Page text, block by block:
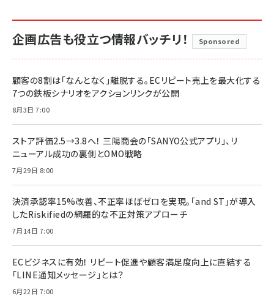
企画広告も役立つ情報バッチリ！ Sponsored
顧客の8割は「なんとなく」離脱する。ECリピート売上を最大化する
7つの鉄板シナリオをアクションリンクが公開
8月3日 7:00
ストア評価2.5→3.8へ！ 三陽商会の「SANYO公式アプリ」、リ
ニューアル成功の裏側とOMO戦略
7月29日 8:00
決済承認率15%改善、不正率ほぼゼロを実現。「and ST」が導入
したRiskifiedの網羅的な不正対策アプローチ
7月14日 7:00
ECビジネスに有効！ リピート促進や顧客満足度向上に直結する
「LINE通知メッセージ」とは？
6月22日 7:00